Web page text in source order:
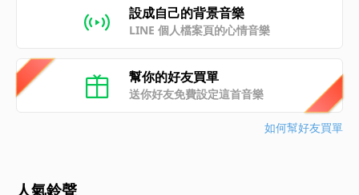
設成自己的背景音樂
LINE 個人檔案頁的心情音樂
幫你的好友買單
送你好友免費設定這首音樂
如何幫好友買單
人氣鈴聲